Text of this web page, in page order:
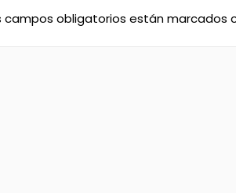
campos obligatorios están marcados